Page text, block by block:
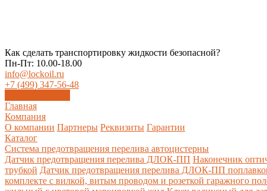
Как сделать транспортировку жидкости безопасной?
Пн-Пт: 10.00-18.00
info@lockoil.ru
+7 (499) 347-56-48
Главная
Компания
О компании Партнеры Реквизиты Гарантии
Каталог
Система предотвращения перелива автоцистерны
Датчик предотвращения перелива ДЛОК-ПП Наконечник
трубкой Датчик предотвращения перелива ДЛОК-ПП
комплекте с вилкой, витым проводом и розеткой гаражного